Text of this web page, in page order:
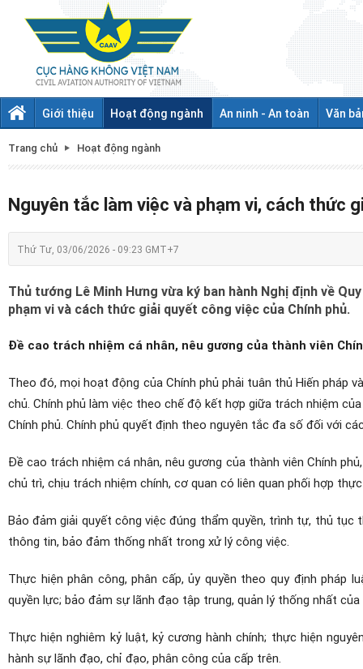
Giới thiệu Hoạt động ngành An ninh - An toàn Văn
Trang chủ Hoạt động ngành
Nguyên tắc làm việc và phạm vi, cách thức
Thứ Tư, 03/06/2026 - 09:23 GMT+7
Thủ tướng Lê Minh Hưng vừa ký ban hành Nghị định về
phạm vi và cách thức giải quyết công việc của Chính phủ.
Đề cao trách nhiệm cá nhân, nêu gương của thành viên
Theo đó, mọi hoạt động của Chính phủ phải tuân thủ Hiến pháp
chủ. Chính phủ làm việc theo chế độ kết hợp giữa trách nhiệm
Chính phủ. Chính phủ quyết định theo nguyên tắc đa số đối với
Đề cao trách nhiệm cá nhân, nêu gương của thành viên Chính
chủ trì, chịu trách nhiệm chính, cơ quan có liên quan phối hợp
Bảo đảm giải quyết công việc đúng thẩm quyền, trình tự, thủ
thông tin, bảo đảm thống nhất trong xử lý công việc.
Thực hiện phân công, phân cấp, ủy quyền theo quy định
quyền lực; bảo đảm sự lãnh đạo tập trung, quản lý thống nhất của
Thực hiện nghiêm kỷ luật, kỷ cương hành chính; thực hiện
hành sự lãnh đạo, chỉ đạo, phân công của cấp trên.